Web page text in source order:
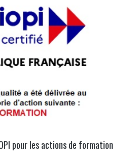
pour les actions de formation